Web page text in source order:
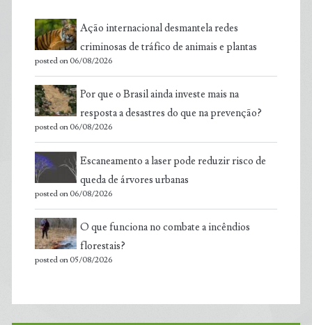
Ação internacional desmantela redes
criminosas de tráfico de animais e plantas
posted on 06/08/2026
Por que o Brasil ainda investe mais na
resposta a desastres do que na prevenção?
posted on 06/08/2026
Escaneamento a laser pode reduzir risco de
queda de árvores urbanas
posted on 06/08/2026
O que funciona no combate a incêndios
florestais?
posted on 05/08/2026